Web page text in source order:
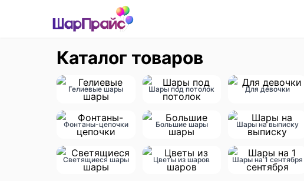
Каталог товаров
Гелиевые шары Шары под потолок Для девочки
Фонтаны-цепочки Большие шары Шары на выписку
Светящиеся шары Цветы из шаров Шары на 1 сентября